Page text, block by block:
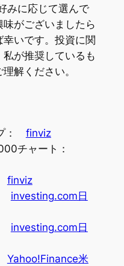
みに応じて選んで
がございましたら
いです。投資に関
が推奨しているも
解ください。
： finviz
チャート：
finviz
investing.com日
investing.com日
Yahoo!Finance米